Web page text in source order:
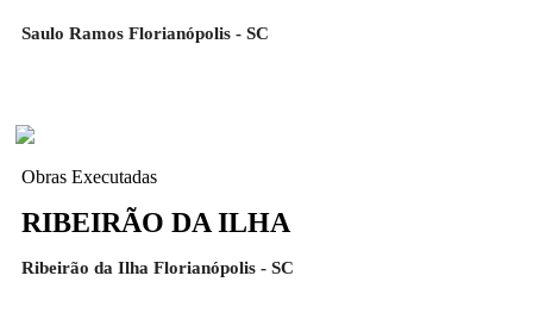
Saulo Ramos Florianópolis - SC
Obras Executadas
RIBEIRÃO DA ILHA
Ribeirão da Ilha Florianópolis - SC